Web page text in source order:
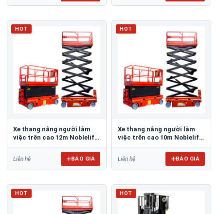
HOT
Xe thang nâng người làm
việc trên cao 12m Noblelift
Liên hệ BÁO GIÁ
HOT
Xe thang nâng người làm
việc trên cao 10m Noblelift
Liên hệ BÁO GIÁ
HOT HOT